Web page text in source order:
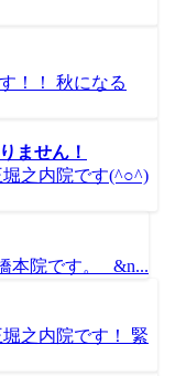
！！ 秋になる
ません！
之内院です(^○^)
本院です。 &n...
之内院です！ 緊